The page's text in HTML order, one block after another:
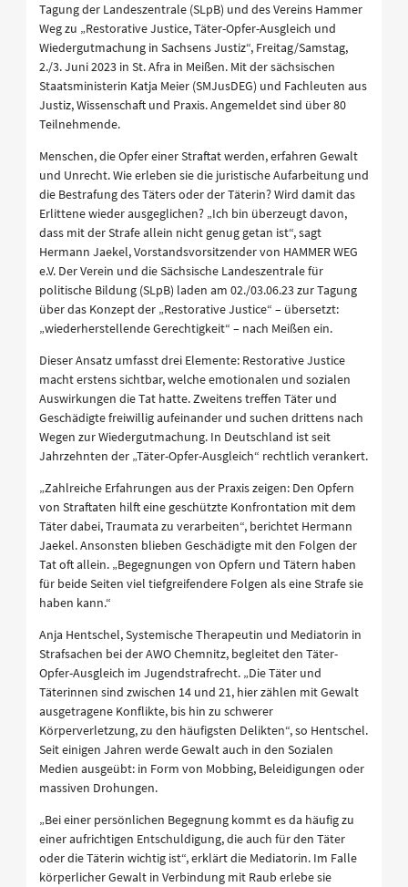
Tagung der Landeszentrale (SLpB) und des Vereins Hammer
Weg zu „Restorative Justice, Täter-Opfer-Ausgleich und
Wiedergutmachung in Sachsens Justiz“, Freitag/Samstag,
2./3. Juni 2023 in St. Afra in Meißen. Mit der sächsischen
Staatsministerin Katja Meier (SMJusDEG) und Fachleuten aus
Justiz, Wissenschaft und Praxis. Angemeldet sind über 80
Teilnehmende.
Menschen, die Opfer einer Straftat werden, erfahren Gewalt
und Unrecht. Wie erleben sie die juristische Aufarbeitung und
die Bestrafung des Täters oder der Täterin? Wird damit das
Erlittene wieder ausgeglichen? „Ich bin überzeugt davon,
dass mit der Strafe allein nicht genug getan ist“, sagt
Hermann Jaekel, Vorstandsvorsitzender von HAMMER WEG
e.V. Der Verein und die Sächsische Landeszentrale für
politische Bildung (SLpB) laden am 02./03.06.23 zur Tagung
über das Konzept der „Restorative Justice“ – übersetzt:
„wiederherstellende Gerechtigkeit“ – nach Meißen ein.
Dieser Ansatz umfasst drei Elemente: Restorative Justice
macht erstens sichtbar, welche emotionalen und sozialen
Auswirkungen die Tat hatte. Zweitens treffen Täter und
Geschädigte freiwillig aufeinander und suchen drittens nach
Wegen zur Wiedergutmachung. In Deutschland ist seit
Jahrzehnten der „Täter-Opfer-Ausgleich“ rechtlich verankert.
„Zahlreiche Erfahrungen aus der Praxis zeigen: Den Opfern
von Straftaten hilft eine geschützte Konfrontation mit dem
Täter dabei, Traumata zu verarbeiten“, berichtet Hermann
Jaekel. Ansonsten blieben Geschädigte mit den Folgen der
Tat oft allein. „Begegnungen von Opfern und Tätern haben
für beide Seiten viel tiefgreifendere Folgen als eine Strafe sie
haben kann.“
Anja Hentschel, Systemische Therapeutin und Mediatorin in
Strafsachen bei der AWO Chemnitz, begleitet den Täter-
Opfer-Ausgleich im Jugendstrafrecht. „Die Täter und
Täterinnen sind zwischen 14 und 21, hier zählen mit Gewalt
ausgetragene Konflikte, bis hin zu schwerer
Körperverletzung, zu den häufigsten Delikten“, so Hentschel.
Seit einigen Jahren werde Gewalt auch in den Sozialen
Medien ausgeübt: in Form von Mobbing, Beleidigungen oder
massiven Drohungen.
„Bei einer persönlichen Begegnung kommt es da häufig zu
einer aufrichtigen Entschuldigung, die auch für den Täter
oder die Täterin wichtig ist“, erklärt die Mediatorin. Im Falle
körperlicher Gewalt in Verbindung mit Raub erlebe sie